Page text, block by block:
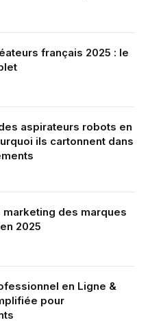
français 2025 : le
aspirateurs robots en
ils cartonnent dans
marketing des marques
2025
en Ligne &
pour